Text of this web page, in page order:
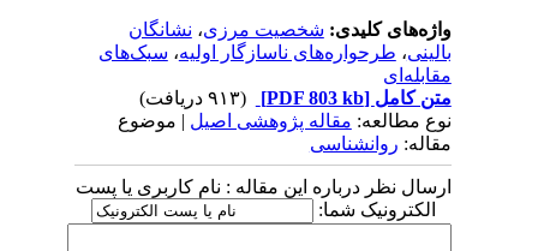
واژه‌های کلیدی:شخصیت مرزی،نشانگان
بالینی،طرحواره‌های ناسازگار اولیه،سبک‌های
مقابله‌ای
متن کامل[PDF 803 kb]
نوع مطالعه:مقاله پژوهشی اصیل| موضوع
مقاله:روانشناسی
ارسال نظر درباره این مقاله : نام کاربری یا پست
الکترونیک شما: